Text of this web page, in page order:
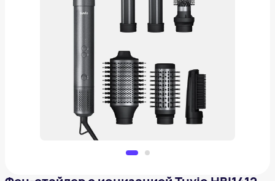
Фен-стайлер с ионизацией Tuvio HBI1412
7 641 ₽
Добавить в вишлист